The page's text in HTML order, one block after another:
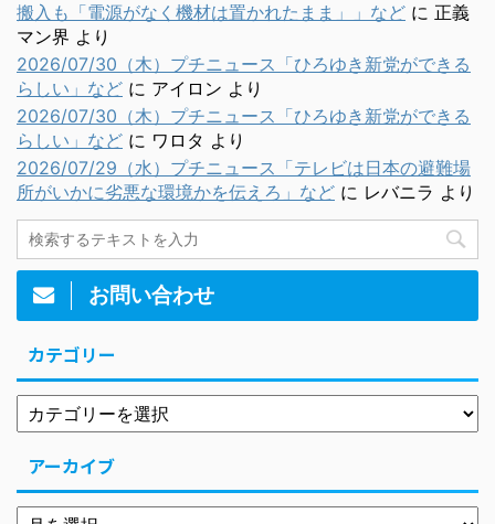
搬入も「電源がなく機材は置かれたまま」」など に 正義
マン界 より
2026/07/30（木）プチニュース「ひろゆき新党ができる
らしい」など に アイロン より
2026/07/30（木）プチニュース「ひろゆき新党ができる
らしい」など に ワロタ より
2026/07/29（水）プチニュース「テレビは日本の避難場
所がいかに劣悪な環境かを伝えろ」など に レバニラ より
お問い合わせ
カテゴリー
アーカイブ